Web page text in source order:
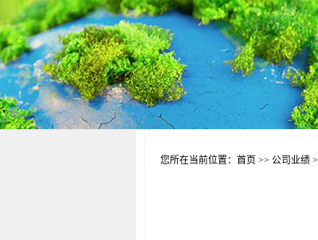
您所在当前位置： 首页 >> 公司业绩